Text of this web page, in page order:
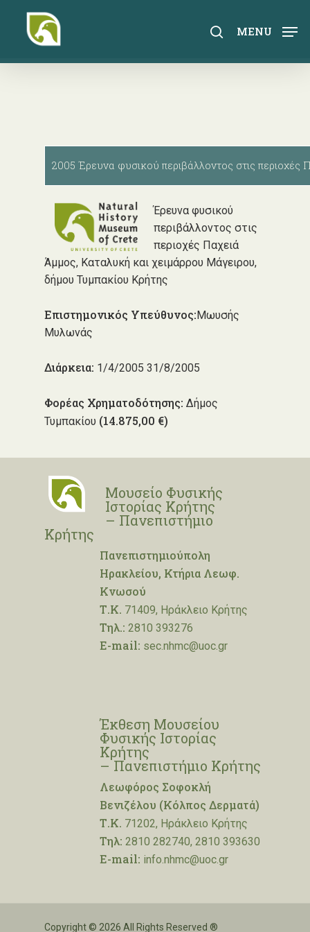
content
search
MENU
2005 Έρευνα φυσικού περιβάλλοντος στις
Έρευνα φυσικού
περιβάλλοντος στις
περιοχές Παχειά
Άμμος, Καταλυκή και χειμάρρου Μάγειρου,
δήμου Τυμπακίου Κρήτης
Επιστημονικός Υπεύθυνος:Μωυσής
Μυλωνάς
Διάρκεια: 1/4/2005 31/8/2005
Φορέας Χρηματοδότησης: Δήμος
Τυμπακίου (14.875,00 €)
Μουσείο Φυσικής
Ιστορίας Κρήτης
– Πανεπιστήμιο
Κρήτης
Πανεπιστημιούπολη
Ηρακλείου, Κτήρια Λεωφ.
Κνωσού
Τ.Κ. 71409, Ηράκλειο Κρήτης
Τηλ.: 2810 393276
E-mail: sec.nhmc@uoc.gr
Έκθεση Μουσείου
Φυσικής Ιστορίας
Κρήτης
– Πανεπιστήμιο Κρήτης
Λεωφόρος Σοφοκλή
Βενιζέλου (Κόλπος Δερματά)
Τ.Κ. 71202, Ηράκλειο Κρήτης
Τηλ: 2810 282740, 2810 393630
E-mail: info.nhmc@uoc.gr
Copyright © 2026 All Rights Reserved ®